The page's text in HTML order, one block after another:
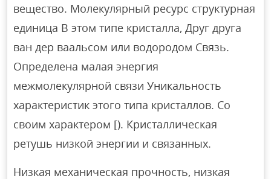
вещество. Молекулярный ресурс структурная
единица В этом типе кристалла, Друг друга
ван дер ваальсом или водородом Связь.
Определена малая энергия
межмолекулярной связи Уникальность
характеристик этого типа кристаллов. Со
своим характером [). Кристаллическая
ретушь низкой энергии и связанных.
Низкая механическая прочность, низкая